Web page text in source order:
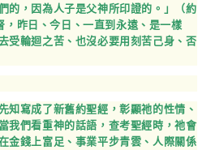
的，因為人子是父神所印證的。」（約
昨日、今日、一直到永遠、是一樣
受輪迴之苦、也沒必要用刻苦己身、否
知寫成了新舊約聖經，彰顯祂的性情、
我們看重神的話語，查考聖經時，祂會
金錢上富足、事業平步青雲、人際關係